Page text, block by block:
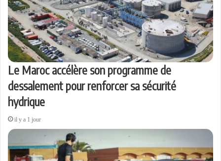
Le Maroc accélère son programme de
dessalement pour renforcer sa sécurité
hydrique
il y a 1 jour